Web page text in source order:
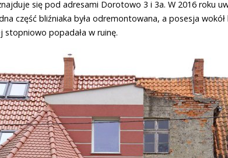
się pod adresami Dorotowo 3 i 3a. W 2016 roku
część bliźniaka była odremontowana, a posesja wokół
stopniowo popadała w ruinę.